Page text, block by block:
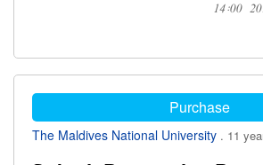
Purchase
The Maldives National University . 11